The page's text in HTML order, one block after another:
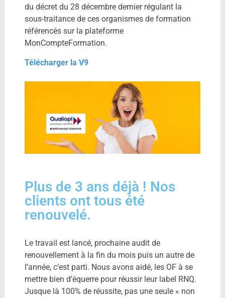
du décret du 28 décembre dernier régulant la
sous-traitance de ces organismes de formation
référencés sur la plateforme
MonCompteFormation.
Télécharger la V9
Plus de 3 ans déjà ! Nos
clients ont tous été
renouvelé.
Le travail est lancé, prochaine audit de
renouvellement à la fin du mois puis un autre de
l’année, c’est parti. Nous avons aidé, les OF à se
mettre bien d’équerre pour réussir leur label RNQ.
Jusque là 100% de réussite, pas une seule « non